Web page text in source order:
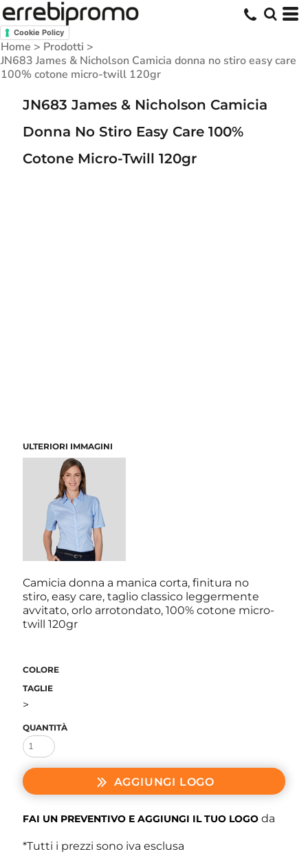
Cookie Policy
Home > Prodotti >
JN683 James & Nicholson Camicia donna no stiro easy care
100% cotone micro-twill 120gr
JN683 James & Nicholson Camicia
Donna No Stiro Easy Care 100%
Cotone Micro-Twill 120gr
ULTERIORI IMMAGINI
Camicia donna a manica corta, finitura no
stiro, easy care, taglio classico leggermente
avvitato, orlo arrotondato, 100% cotone micro-
twill 120gr
COLORE
TAGLIE
>
QUANTITÀ
AGGIUNGI LOGO
FAI UN PREVENTIVO E AGGIUNGI IL TUO LOGO da
*Tutti i prezzi sono iva esclusa